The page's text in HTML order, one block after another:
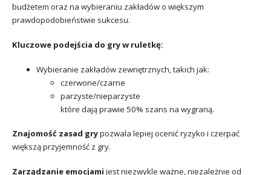
budżetem oraz na wybieraniu zakładów o większym
prawdopodobieństwie sukcesu.
Kluczowe podejścia do gry w ruletkę:
Wybieranie zakładów zewnętrznych, takich jak:
czerwone/czarne
parzyste/nieparzyste
które dają prawie 50% szans na wygraną.
Znajomość zasad grypozwala lepiej ocenić ryzyko i czerpać
większą przyjemność z gry.
Zarządzanie emocjami jest niezwykle ważne, niezależnie od